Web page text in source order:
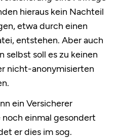
hieraus kein Nachteil
etwa durch einen
entstehen. Aber auch
selbst soll es zu keinen
nicht-anonymisierten
ein Versicherer
einmal gesondert
er dies im sog.